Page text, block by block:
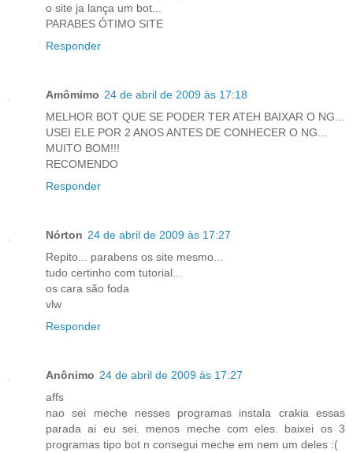
o site ja lança um bot...
PARABES ÓTIMO SITE
Responder
Amômimo 24 de abril de 2009 às 17:18
MELHOR BOT QUE SE PODER TER ATEH BAIXAR O NG...
USEI ELE POR 2 ANOS ANTES DE CONHECER O NG...
MUITO BOM!!!
RECOMENDO
Responder
Nórton 24 de abril de 2009 às 17:27
Repito... parabens os site mesmo...
tudo certinho com tutorial...
os cara são foda
vlw
Responder
Anônimo 24 de abril de 2009 às 17:27
affs
nao sei meche nesses programas instala crakia essas
parada ai eu sei. menos meche com eles. baixei os 3
programas tipo bot n consegui meche em nem um deles :(